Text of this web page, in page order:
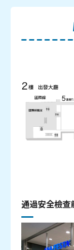
通過安全檢查